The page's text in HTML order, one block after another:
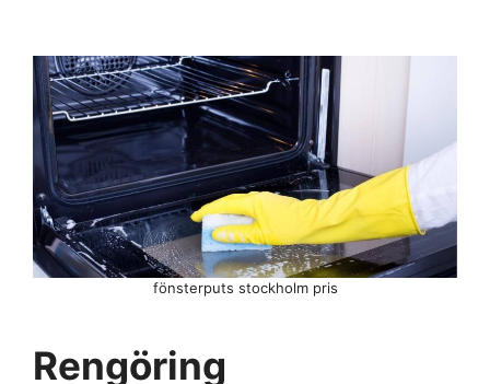
fönsterputs stockholm pris
Rengöring